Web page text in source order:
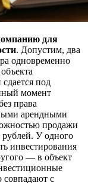
для
. Допустим, два
одновременно
под
момент
права
арендными
продажи
рублей. У одного
инвестирования
— в объект
совпадают с